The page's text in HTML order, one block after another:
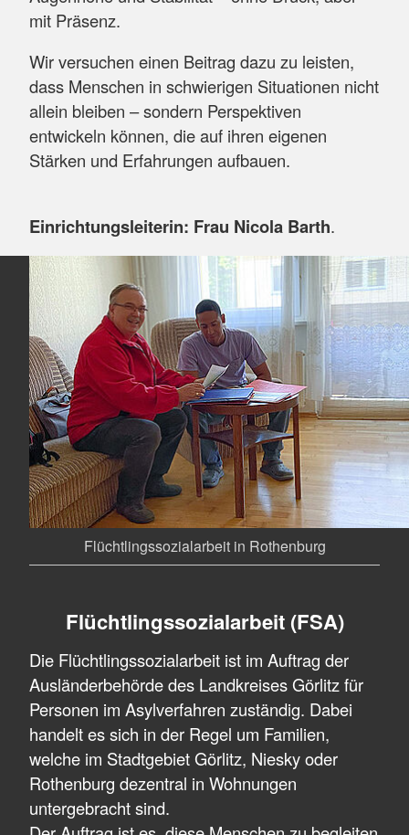
mit Präsenz.
Wir versuchen einen Beitrag dazu zu leisten,
dass Menschen in schwierigen Situationen nicht
allein bleiben – sondern Perspektiven
entwickeln können, die auf ihren eigenen
Stärken und Erfahrungen aufbauen.
Einrichtungsleiterin: Frau Nicola Barth.
Flüchtlingssozialarbeit in Rothenburg
Flüchtlingssozialarbeit (FSA)
Die Flüchtlingssozialarbeit ist im Auftrag der
Ausländerbehörde des Landkreises Görlitz für
Personen im Asylverfahren zuständig. Dabei
handelt es sich in der Regel um Familien,
welche im Stadtgebiet Görlitz, Niesky oder
Rothenburg dezentral in Wohnungen
untergebracht sind.